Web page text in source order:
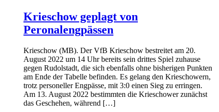
Krieschow geplagt von
Peronalengpässen
Krieschow (MB). Der VfB Krieschow bestreitet am 20.
August 2022 um 14 Uhr bereits sein drittes Spiel zuhause
gegen Rudolstadt, die sich ebenfalls ohne bisherigen Punkten
am Ende der Tabelle befinden. Es gelang den Krieschowern,
trotz personeller Engpässe, mit 3:0 einen Sieg zu erringen.
Am 13. August 2022 bestimmten die Krieschower zunächst
das Geschehen, während […]